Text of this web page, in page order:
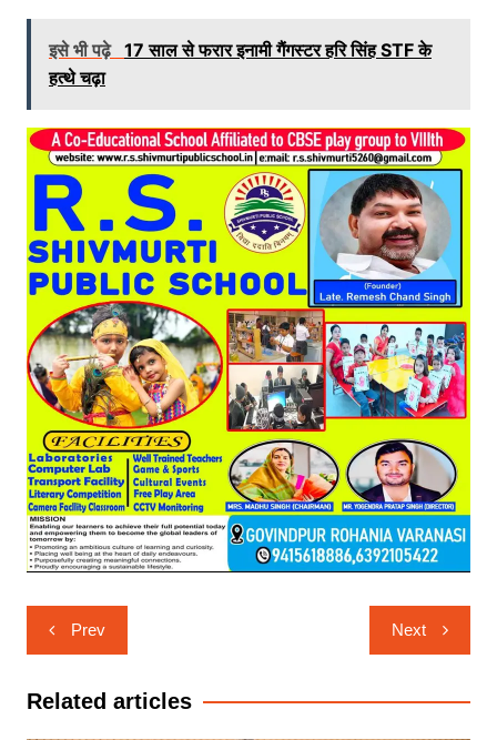
इसे भी पढ़े 17 साल से फरार इनामी गैंगस्टर हरि सिंह STF के
हत्थे चढ़ा
Post
navigation
Prev Next
Related articles